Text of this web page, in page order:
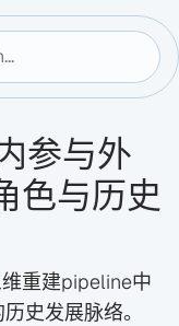
参与外
色与历史
重建pipeline中
史发展脉络。